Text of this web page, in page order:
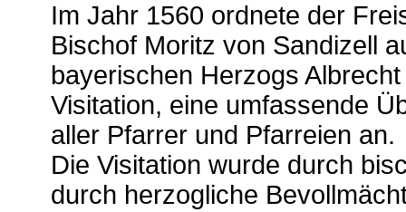
Im Jahr 1560 ordnete der
Bischof Moritz von Sandizell
bayerischen Herzogs Albrecht
Visitation, eine umfassende
aller Pfarrer und Pfarreien an.
Die Visitation wurde durch
durch herzogliche